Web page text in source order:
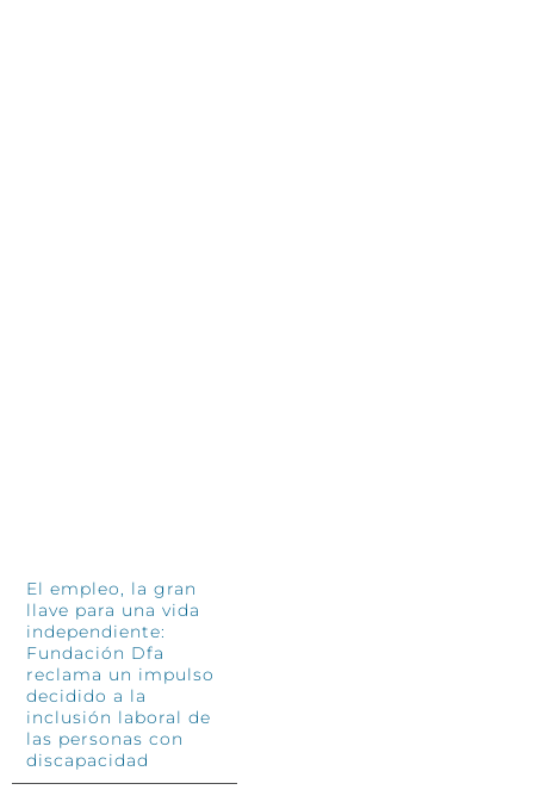
El empleo, la gran
llave para una vida
independiente:
Fundación Dfa
reclama un impulso
decidido a la
inclusión laboral de
las personas con
discapacidad